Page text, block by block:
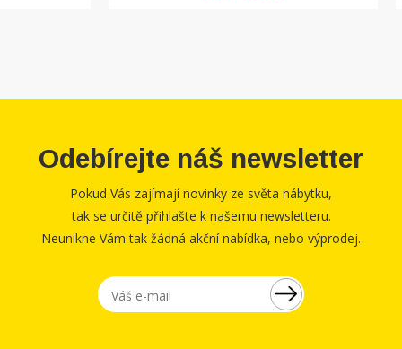
Odebírejte náš newsletter
Pokud Vás zajímají novinky ze světa nábytku,
tak se určitě přihlašte k našemu newsletteru.
Neunikne Vám tak žádná akční nabídka, nebo výprodej.